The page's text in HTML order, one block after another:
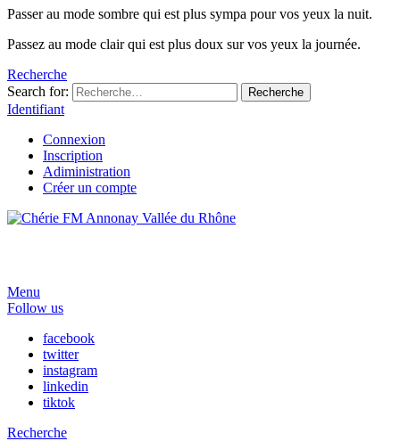
Passer au mode sombre qui est plus sympa pour vos yeux la nuit.
Passez au mode clair qui est plus doux sur vos yeux la journée.
Recherche
Search for:
Recherche
Identifiant
Connexion
Inscription
Adiministration
Créer un compte
Menu
Follow us
facebook
twitter
instagram
linkedin
tiktok
Recherche